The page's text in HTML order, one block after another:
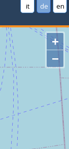
it de en
+
−